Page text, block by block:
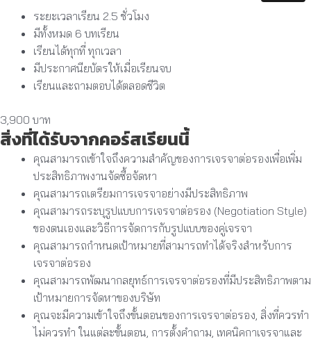
ระยะเวลาเรียน 2.5 ชั่วโมง
มีทั้งหมด 6 บทเรียน
เรียนได้ทุกที่ ทุกเวลา
มีประกาศนียบัตรให้เมื่อเรียนจบ
เรียนและถามตอบได้ตลอดชีวิต
3,900 บาท
สิ่งที่ได้รับจากคอร์สเรียนนี้
คุณสามารถเข้าใจถึงความสำคัญของการเจรจาต่อรองเพื่อเพิ่ม
ประสิทธิภาพงานจัดซื้อจัดหา
คุณสามารถเตรียมการเจรจาอย่างมีประสิทธิภาพ
คุณสามารถระบุรูปแบบการเจรจาต่อรอง (Negotiation Style)
ของตนเองและวิธีการจัดการกับรูปแบบของคู่เจรจา
คุณสามารถกำหนดเป้าหมายที่สามารถทำได้จริงสำหรับการ
เจรจาต่อรอง
คุณสามารถพัฒนากลยุทธ์การเจรจาต่อรองที่มีประสิทธิภาพตาม
เป้าหมายการจัดหาของบริษัท
คุณจะมีความเข้าใจถึงขั้นตอนของการเจรจาต่อรอง, สิ่งที่ควรทำ
ไม่ควรทำ ในแต่ละขั้นตอน, การตั้งคำถาม, เทคนิคกาเจรจาและ